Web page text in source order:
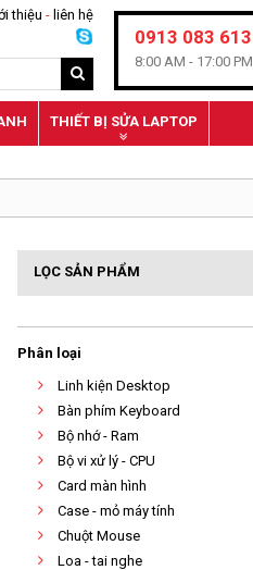
0913 083 613
8:00 AM - 17:00 PM
thiệu - liên hệ
THIẾT BỊ SỬA LAPTOP
LỌC SẢN PHẨM
Phân loại
Linh kiện Desktop
Bàn phím Keyboard
Bộ nhớ - Ram
Bộ vi xử lý - CPU
Card màn hình
Case - mỏ máy tính
Chuột Mouse
Loa - tai nghe